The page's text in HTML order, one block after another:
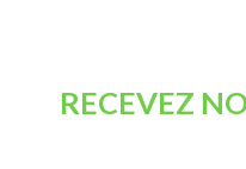
RECEVEZ